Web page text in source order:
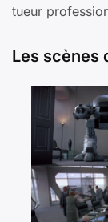
tueur
Les scènes